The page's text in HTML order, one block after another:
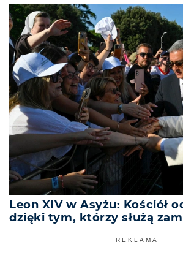
Leon XIV w Asyżu: Kościół
dzięki tym, którzy służą
REKLAMA